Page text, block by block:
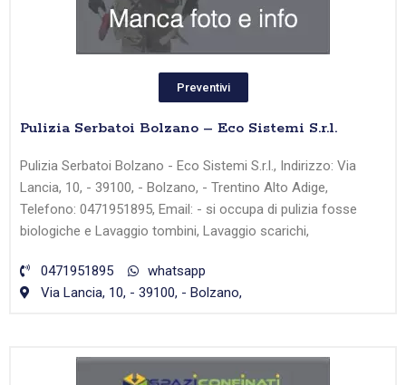
Preventivi
Pulizia Serbatoi Bolzano – Eco Sistemi S.r.l.
Pulizia Serbatoi Bolzano - Eco Sistemi S.r.l., Indirizzo: Via
Lancia, 10, - 39100, - Bolzano, - Trentino Alto Adige,
Telefono: 0471951895, Email: - si occupa di pulizia fosse
biologiche e Lavaggio tombini, Lavaggio scarichi,
0471951895
whatsapp
Via Lancia, 10, - 39100, - Bolzano,